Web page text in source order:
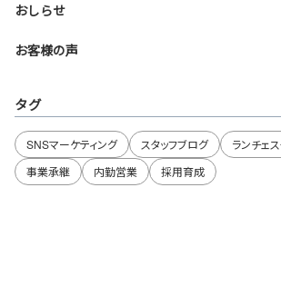
おしらせ
お客様の声
タグ
SNSマーケティング スタッフブログ
ランチェ
事業承継
内勤営業 採用育成